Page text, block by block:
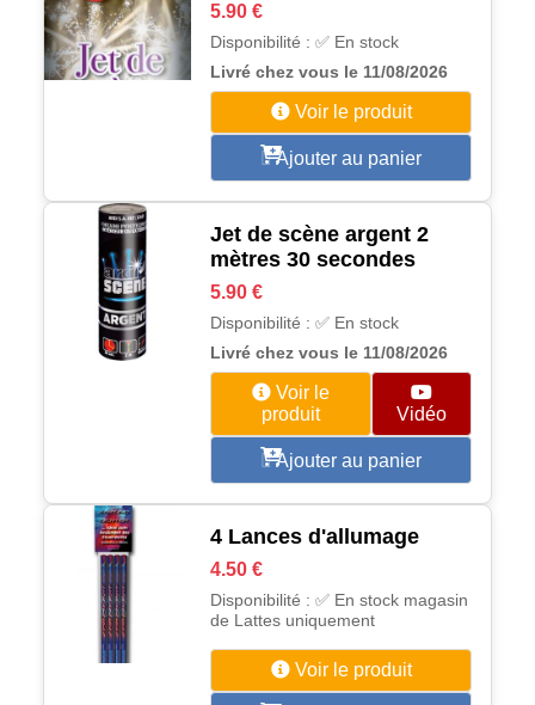
5.90 €
Disponibilité : ✅ En stock
Livré chez vous le 11/08/2026
Voir le produit
Ajouter au panier
Jet de scène argent 2
mètres 30 secondes
5.90 €
Disponibilité : ✅ En stock
Livré chez vous le 11/08/2026
Voir le
produit
Vidéo
Ajouter au panier
4 Lances d'allumage
4.50 €
Disponibilité : ✅ En stock magasin
de Lattes uniquement
Voir le produit